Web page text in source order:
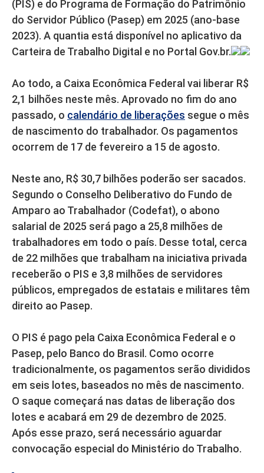
(PIS) e do Programa de Formação do Patrimônio
do Servidor Público (Pasep) em 2025 (ano-base
2023). A quantia está disponível no aplicativo da
Carteira de Trabalho Digital e no Portal Gov.br.
Ao todo, a Caixa Econômica Federal vai liberar R$
2,1 bilhões neste mês. Aprovado no fim do ano
passado, o calendário de liberações segue o mês
de nascimento do trabalhador. Os pagamentos
ocorrem de 17 de fevereiro a 15 de agosto.
Neste ano, R$ 30,7 bilhões poderão ser sacados.
Segundo o Conselho Deliberativo do Fundo de
Amparo ao Trabalhador (Codefat), o abono
salarial de 2025 será pago a 25,8 milhões de
trabalhadores em todo o país. Desse total, cerca
de 22 milhões que trabalham na iniciativa privada
receberão o PIS e 3,8 milhões de servidores
públicos, empregados de estatais e militares têm
direito ao Pasep.
O PIS é pago pela Caixa Econômica Federal e o
Pasep, pelo Banco do Brasil. Como ocorre
tradicionalmente, os pagamentos serão divididos
em seis lotes, baseados no mês de nascimento.
O saque começará nas datas de liberação dos
lotes e acabará em 29 de dezembro de 2025.
Após esse prazo, será necessário aguardar
convocação especial do Ministério do Trabalho.